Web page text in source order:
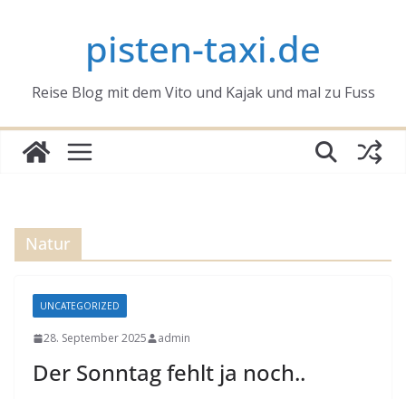
pisten-taxi.de
Reise Blog mit dem Vito und Kajak und mal zu Fuss
Natur
UNCATEGORIZED
28. September 2025 admin
Der Sonntag fehlt ja noch..